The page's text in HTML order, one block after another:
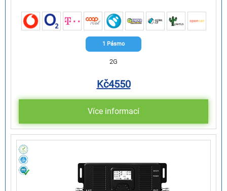
1 Pásmo
2G
Kč4550
Více informací